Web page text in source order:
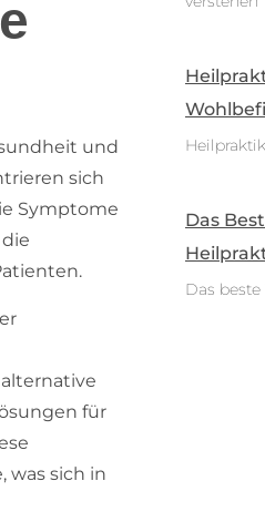
und
sich
Symptome
für
was sich in
Das
Das